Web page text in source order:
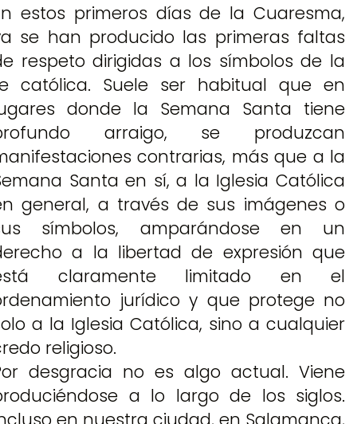
estos primeros días de la Cuaresma,
se han producido las primeras faltas
respeto dirigidas a los símbolos de la
católica. Suele ser habitual que en
donde la Semana Santa tiene
arraigo, se produzcan
contrarias, más que a la
Santa en sí, a la Iglesia Católica
general, a través de sus imágenes o
símbolos, amparándose en un
a la libertad de expresión que
claramente limitado en el
jurídico y que protege no
a la Iglesia Católica, sino a cualquier
religioso.
desgracia no es algo actual. Viene
a lo largo de los siglos.